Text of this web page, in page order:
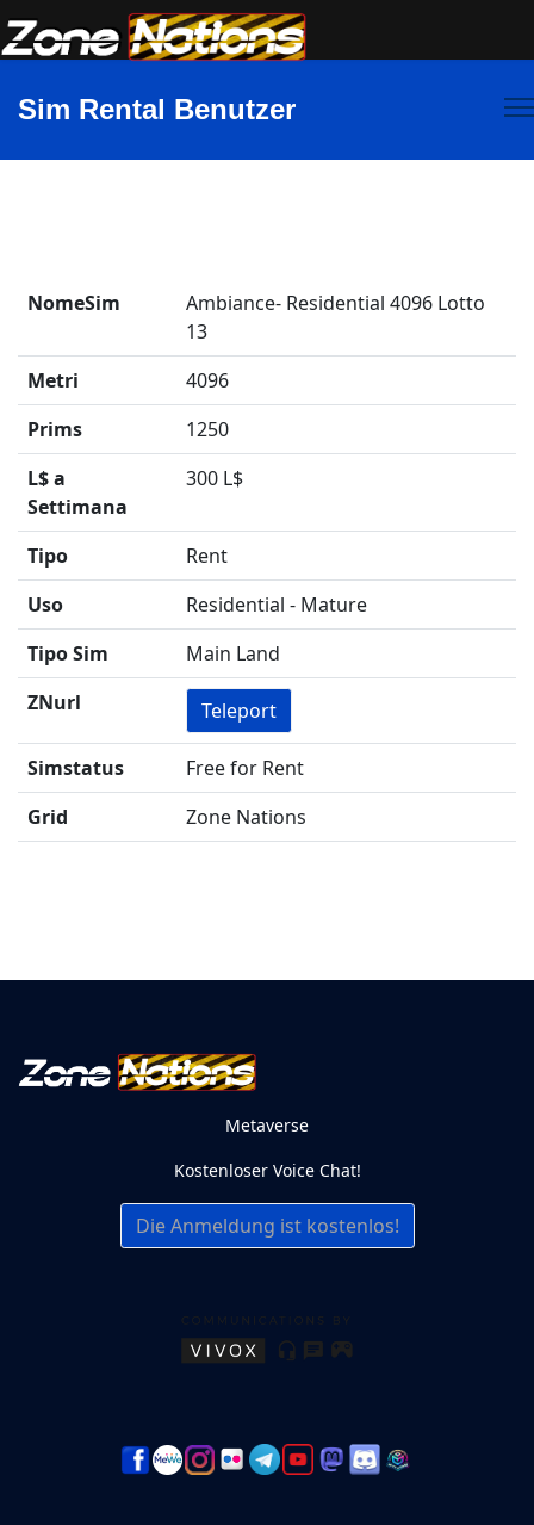
Sim Rental Benutzer
NomeSim
Ambiance- Residential 4096 Lotto
13
Metri
4096
Prims
1250
L$ a
Settimana
300 L$
Tipo
Rent
Uso
Residential - Mature
Tipo Sim
Main Land
ZNurl
Teleport
Simstatus
Free for Rent
Grid
Zone Nations
Metaverse
Kostenloser Voice Chat!
Die Anmeldung ist kostenlos!